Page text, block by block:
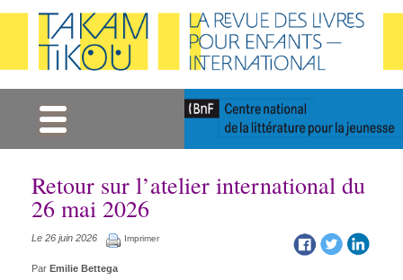
Retour sur l’atelier international du
26 mai 2026
Le 26 juin 2026 Imprimer
Par Emilie Bettega